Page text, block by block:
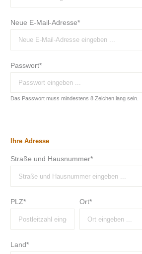
Neue E-Mail-Adresse*
Passwort*
Das Passwort muss mindestens 8 Zeichen lang sein.
Ihre Adresse
Straße und Hausnummer*
PLZ* Ort*
Land*